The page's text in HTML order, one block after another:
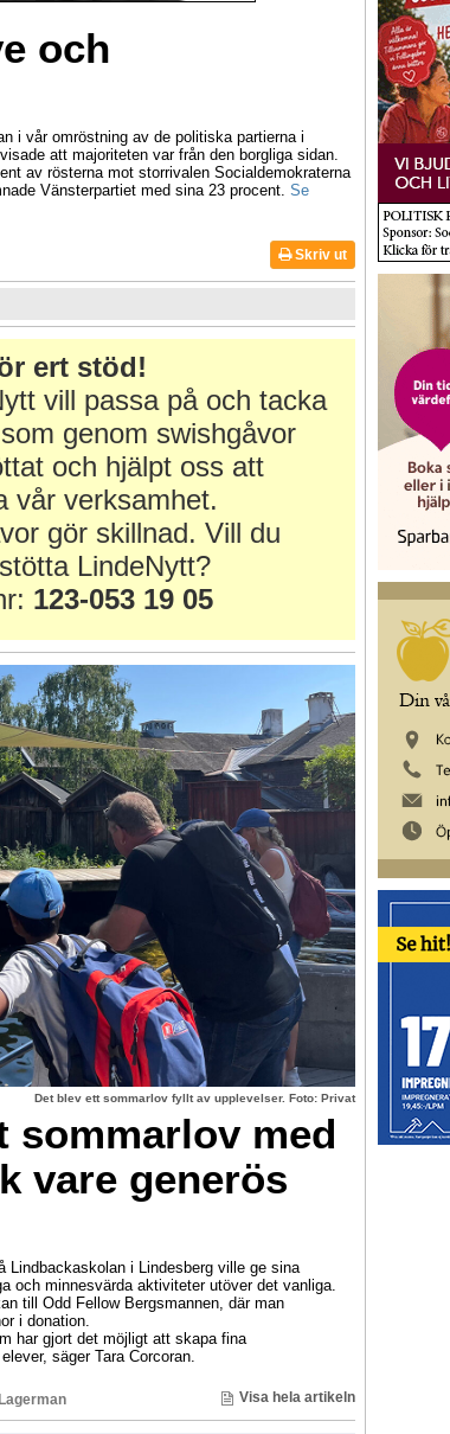
och
i vår omröstning av de politiska partierna i
att majoriteten var från den borgliga sidan.
av rösterna mot storrivalen Socialdemokraterna
Vänsterpartiet med sina 23 procent. Se
Skriv ut
ert stöd!
vill passa på och tacka
genom swishgåvor
och hjälpt oss att
vår verksamhet.
gör skillnad. Vill du
LindeNytt?
123-053 19 05
Det blev ett sommarlov fyllt av upplevelser. Foto: Privat
sommarlov med
vare generös
Lindbackaskolan i Lindesberg ville ge sina
och minnesvärda aktiviteter utöver det vanliga.
till Odd Fellow Bergsmannen, där man
i donation.
har gjort det möjligt att skapa fina
säger Tara Corcoran.
Visa hela artikeln